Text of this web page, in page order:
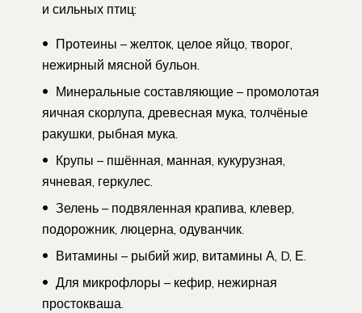
и сильных птиц:
Протеины – желток, целое яйцо, творог,
нежирный мясной бульон.
Минеральные составляющие – промолотая
яичная скорлупа, древесная мука, толчёные
ракушки, рыбная мука.
Крупы – пшённая, манная, кукурузная,
ячневая, геркулес.
Зелень – подвяленная крапива, клевер,
подорожник, люцерна, одуванчик.
Витамины – рыбий жир, витамины А, D, Е.
Для микрофлоры – кефир, нежирная
простокваша.